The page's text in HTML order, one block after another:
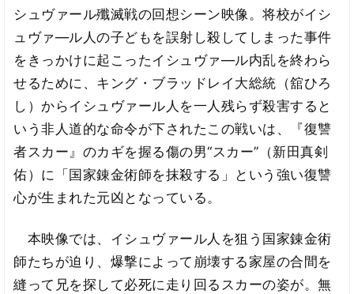
シュヴァール殲滅戦の回想シーン映像。将校がイシ
ュヴァ―ル人の子どもを誤射し殺してしまった事件
をきっかけに起こったイシュヴァ―ル内乱を終わら
せるために、キング・ブラッドレイ大総統（舘ひろ
し）からイシュヴァール人を一人残らず殺害すると
いう非人道的な命令が下されたこの戦いは、『復讐
者スカー』のカギを握る傷の男“スカー”（新田真剣
佑）に「国家錬金術師を抹殺する」という強い復讐
心が生まれた元凶となっている。
本映像では、イシュヴァール人を狙う国家錬金術
師たちが迫り、爆撃によって崩壊する家屋の合間を
縫って兄を探して必死に走り回るスカーの姿が。無